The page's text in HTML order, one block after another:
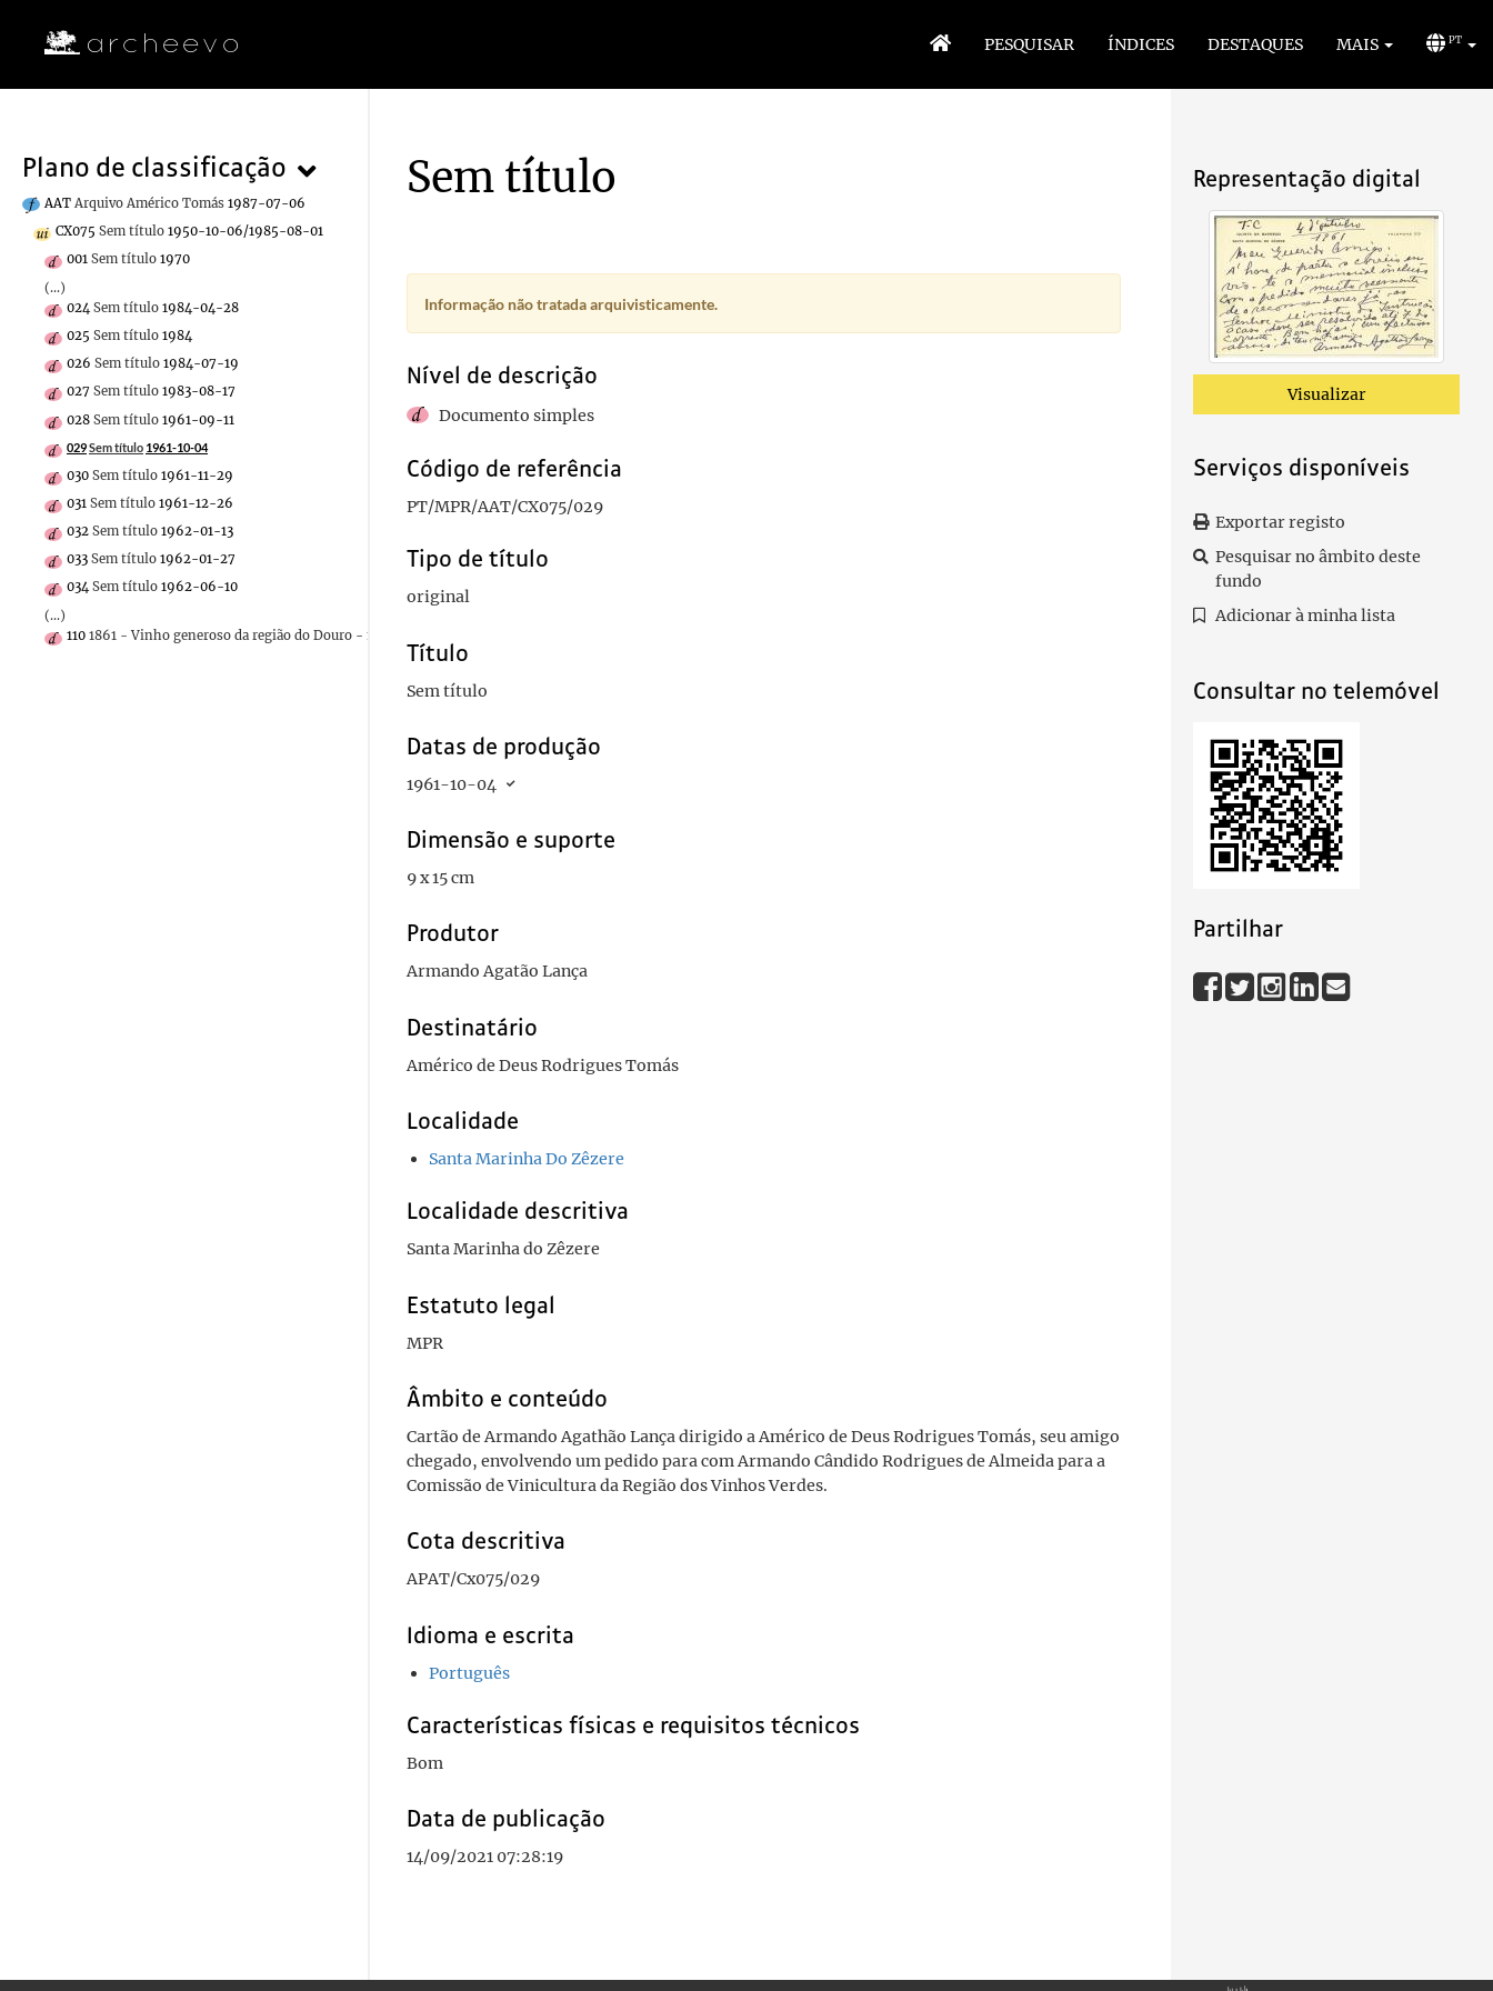
PESQUISAR ÍNDICES DESTAQUES MAIS PT
Plano de classificação
AAT Arquivo Américo Tomás 1987-07-06
CX075 Sem título 1950-10-06/1985-08-01
001 Sem título 1970
(...)
024 Sem título 1984-04-28
025 Sem título 1984
026 Sem título 1984-07-19
027 Sem título 1983-08-17
028 Sem título 1961-09-11
029Sem título 1961-10-04
030 Sem título 1961-11-29
031 Sem título 1961-12-26
032 Sem título 1962-01-13
033 Sem título 1962-01-27
034 Sem título 1962-06-10
(...)
110 1861 - Vinho generoso da região do Douro - 1861
Representação digital
Visualizar
Serviços disponíveis
Exportar registo
Pesquisar no âmbito deste
fundo
Adicionar à minha lista
Consultar no telemóvel
Partilhar
Sem título
Informação não tratada arquivisticamente.
Nível de descrição
Documento simples
Código de referência
PT/MPR/AAT/CX075/029
Tipo de título
original
Título
Sem título
Datas de produção
1961-10-04
Dimensão e suporte
9 x 15 cm
Produtor
Armando Agatão Lança
Destinatário
Américo de Deus Rodrigues Tomás
Localidade
Santa Marinha Do Zêzere
Localidade descritiva
Santa Marinha do Zêzere
Estatuto legal
MPR
Âmbito e conteúdo
Cartão de Armando Agathão Lança dirigido a Américo de Deus Rodrigues Tomás, seu amigo
chegado, envolvendo um pedido para com Armando Cândido Rodrigues de Almeida para a
Comissão de Vinicultura da Região dos Vinhos Verdes.
Cota descritiva
APAT/Cx075/029
Idioma e escrita
Português
Características físicas e requisitos técnicos
Bom
Data de publicação
14/09/2021 07:28:19